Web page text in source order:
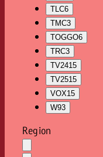
TLC6
TMC3
TOGGO6
TRC3
TV2415
TV2515
VOX15
W93
Region
Auswahl